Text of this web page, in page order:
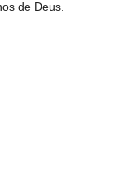
de Deus.